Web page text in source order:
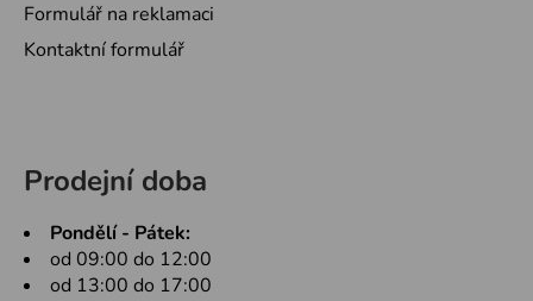
Formulář na reklamaci
Kontaktní formulář
Prodejní doba
Pondělí - Pátek:
od 09:00 do 12:00
od 13:00 do 17:00